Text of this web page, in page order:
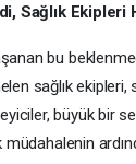
Sağlık Ekipleri
bu
sağlık
büyük bir
müdahalenin